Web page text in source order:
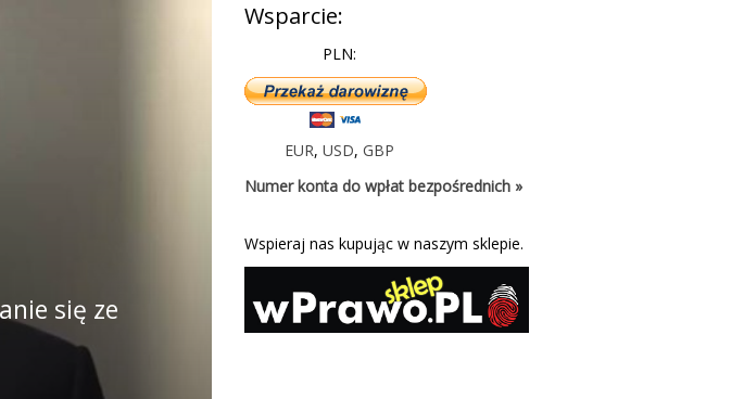
się ze
Wsparcie:
PLN:
EUR,USD,GBP
Numer konta do wpłat bezpośrednich »
Wspieraj nas kupując w naszym sklepie.